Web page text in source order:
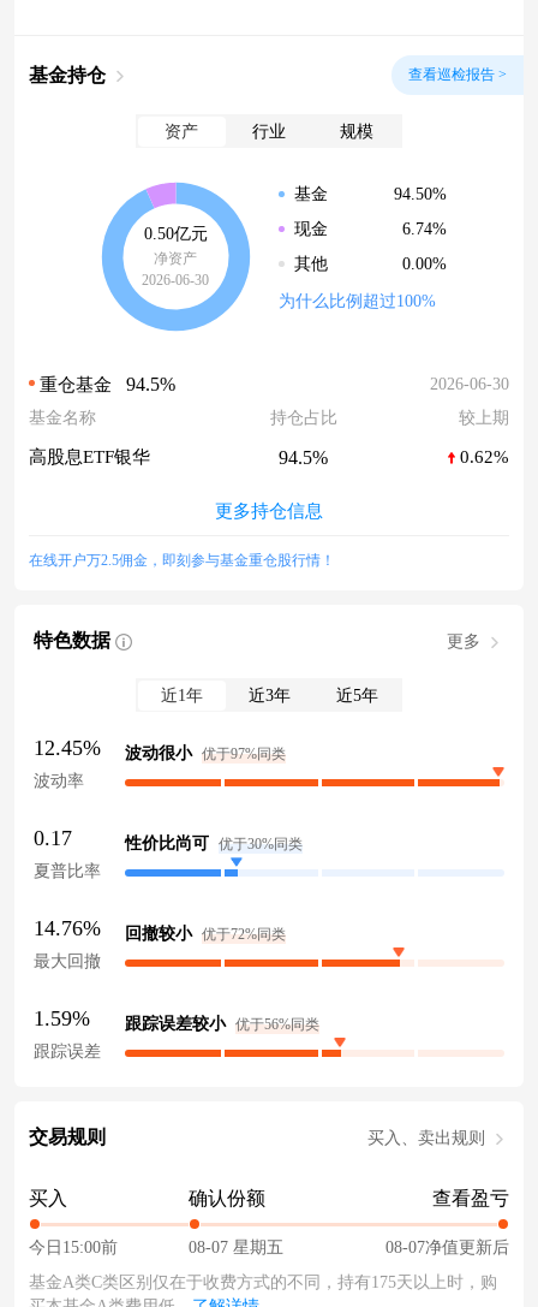
基金持仓 查看巡检报告 >
资产 行业 规模
0.50亿元
净资产
2026-06-30
基金
94.50%
现金
6.74%
其他
0.00%
为什么比例超过100%
重仓基金 94.5%
2026-06-30
基金名称
持仓占比 较上期
高股息ETF银华 94.5% 0.62%
更多持仓信息
在线开户万2.5佣金，即刻参与基金重仓股行情！
特色数据 更多
近1年 近3年 近5年
12.45%
波动率
波动很小 优于97%同类
0.17
夏普比率
性价比尚可 优于30%同类
14.76%
最大回撤
回撤较小 优于72%同类
1.59%
跟踪误差
跟踪误差较小 优于56%同类
交易规则 买入、卖出规则
买入
今日15:00前
确认份额
08-07 星期五
查看盈亏
08-07净值更新后
基金A类C类区别仅在于收费方式的不同，持有175天以上时，购